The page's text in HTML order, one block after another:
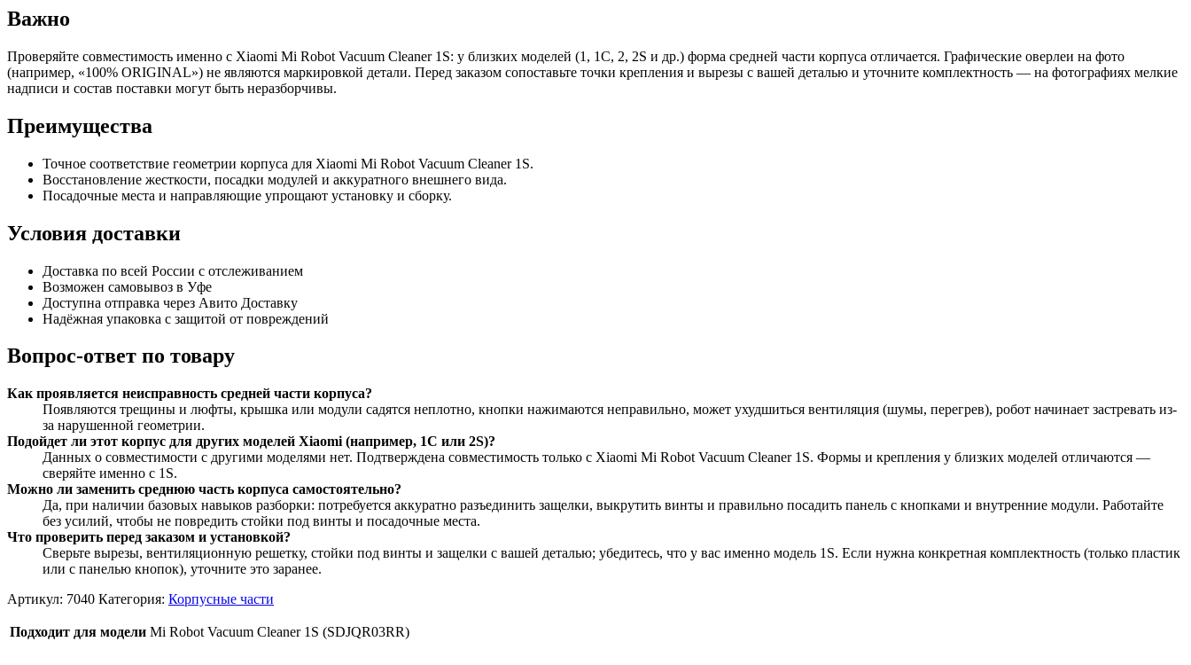
Важно
Проверяйте совместимость именно с Xiaomi Mi Robot Vacuum Cleaner 1S: у близких моделей (1, 1C, 2, 2S и др.) форма средней части корпуса отличается. Графические оверлеи на фото
(например, «100% ORIGINAL») не являются маркировкой детали. Перед заказом сопоставьте точки крепления и вырезы с вашей деталью и уточните комплектность — на фотографиях мелкие
надписи и состав поставки могут быть неразборчивы.
Преимущества
Точное соответствие геометрии корпуса для Xiaomi Mi Robot Vacuum Cleaner 1S.
Восстановление жесткости, посадки модулей и аккуратного внешнего вида.
Посадочные места и направляющие упрощают установку и сборку.
Условия доставки
Доставка по всей России с отслеживанием
Возможен самовывоз в Уфе
Доступна отправка через Авито Доставку
Надёжная упаковка с защитой от повреждений
Вопрос-ответ по товару
Как проявляется неисправность средней части корпуса?
Появляются трещины и люфты, крышка или модули садятся неплотно, кнопки нажимаются неправильно, может ухудшиться вентиляция (шумы, перегрев), робот начинает застревать из-
за нарушенной геометрии.
Подойдет ли этот корпус для других моделей Xiaomi (например, 1C или 2S)?
Данных о совместимости с другими моделями нет. Подтверждена совместимость только с Xiaomi Mi Robot Vacuum Cleaner 1S. Формы и крепления у близких моделей отличаются —
сверяйте именно с 1S.
Можно ли заменить среднюю часть корпуса самостоятельно?
Да, при наличии базовых навыков разборки: потребуется аккуратно разъединить защелки, выкрутить винты и правильно посадить панель с кнопками и внутренние модули. Работайте
без усилий, чтобы не повредить стойки под винты и посадочные места.
Что проверить перед заказом и установкой?
Сверьте вырезы, вентиляционную решетку, стойки под винты и защелки с вашей деталью; убедитесь, что у вас именно модель 1S. Если нужна конкретная комплектность (только пластик
или с панелью кнопок), уточните это заранее.
Артикул: 7040 Категория: Корпусные части
Подходит для модели Mi Robot Vacuum Cleaner 1S (SDJQR03RR)